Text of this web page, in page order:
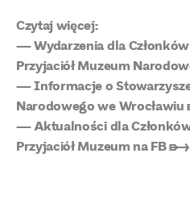
Czytaj więcej:
— Wydarzenia dla
Przyjaciół Muzeum
— Informacje o
Narodowego we
— Aktualności dla
Przyjaciół Muzeum na FB ➸